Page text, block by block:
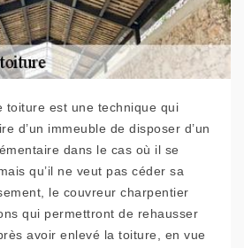
toiture est une technique qui
d’un immeuble de disposer d’un
dans le cas où il se
qu’il ne veut pas céder sa
le couvreur charpentier
qui permettront de rehausser
avoir enlevé la toiture, en vue